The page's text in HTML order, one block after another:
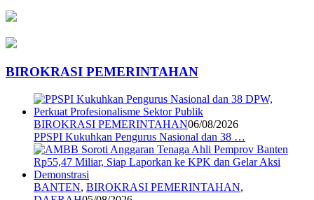
BIROKRASI PEMERINTAHAN
BIROKRASI PEMERINTAHAN06/08/2026
PPSPI Kukuhkan Pengurus Nasional dan 38 …
BANTEN, BIROKRASI PEMERINTAHAN,